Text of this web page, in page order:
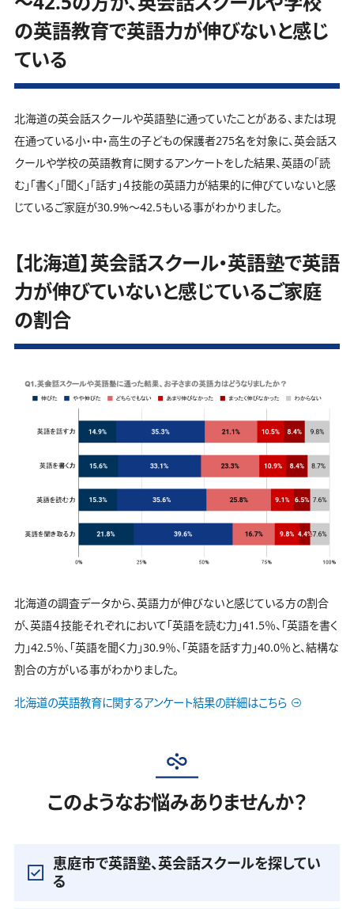
の英語教育で英語力が伸びないと感じ
ている
北海道の英会話スクールや英語塾に通っていたことがある、または現
在通っている小・中・高生の子どもの保護者275名を対象に、英会話ス
クールや学校の英語教育に関するアンケートをした結果、英語の「読
む」「書く」「聞く」「話す」４技能の英語力が結果的に伸びていないと感
じているご家庭が30.9%～42.5もいる事がわかりました。
【北海道】英会話スクール・英語塾で英語
力が伸びていないと感じているご家庭
の割合
北海道の調査データから、英語力が伸びないと感じている方の割合
が、英語４技能それぞれにおいて「英語を読む力」41.5％、「英語を書く
力」42.5％、「英語を聞く力」30.9％、「英語を話す力」40.0％と、結構な
割合の方がいる事がわかりました。
北海道の英語教育に関するアンケート結果の詳細はこちら
このようなお悩みありませんか？
恵庭市で英語塾、英会話スクールを探してい
る